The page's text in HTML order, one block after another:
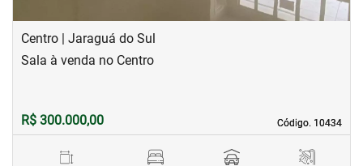
Centro | Jaraguá do Sul
Código. 10434
Código. 10434
Sala à venda no Centro
R$ 300.000,00